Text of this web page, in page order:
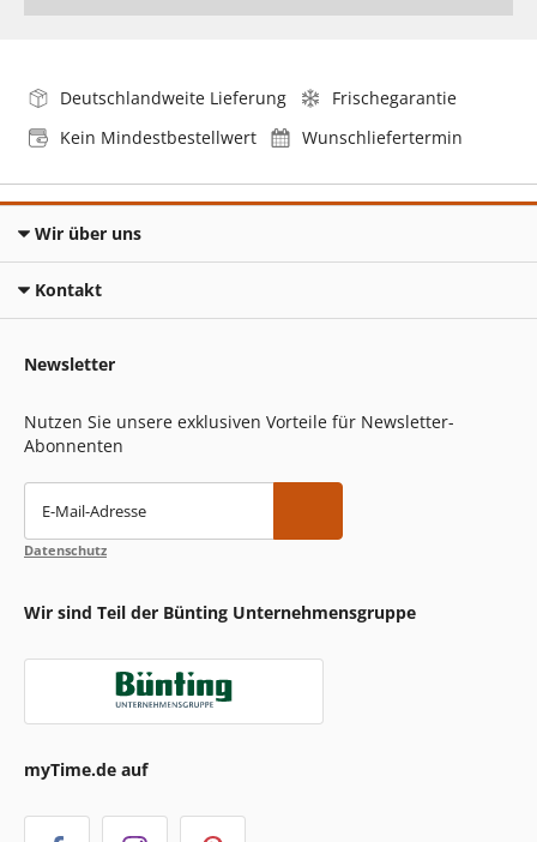
Deutschlandweite Lieferung
Frischegarantie
Kein Mindestbestellwert
Wunschliefertermin
Wir über uns
Kontakt
Newsletter
Nutzen Sie unsere exklusiven Vorteile für Newsletter-
Abonnenten
E-Mail-Adresse
Datenschutz
Wir sind Teil der Bünting Unternehmensgruppe
myTime.de auf